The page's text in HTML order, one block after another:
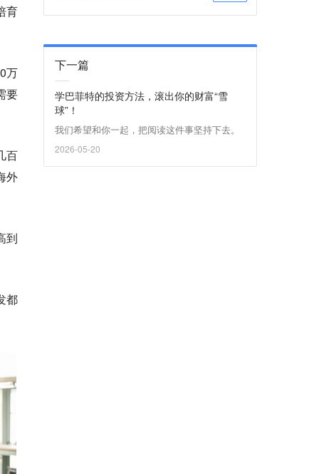
育
万
要
百
外
到
都
下一篇
学巴菲特的投资方法，滚出你的财富“雪
球”！
我们希望和你一起，把阅读这件事坚持下去。
2026-05-20